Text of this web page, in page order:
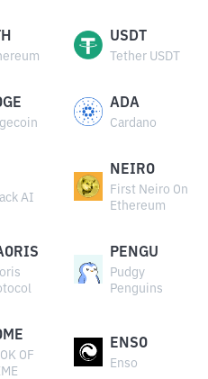
USDT
Tether USDT
ADA
Cardano
AI
NEIRO
First Neiro On
Ethereum
PENGU
Pudgy
Penguins
OF
ENSO
Enso